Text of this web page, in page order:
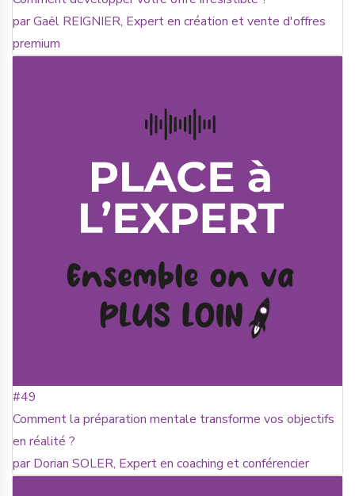
par Gaël REIGNIER, Expert en création et vente d'offres
premium
#49
Comment la préparation mentale transforme vos objectifs
en réalité ?
par Dorian SOLER, Expert en coaching et conférencier